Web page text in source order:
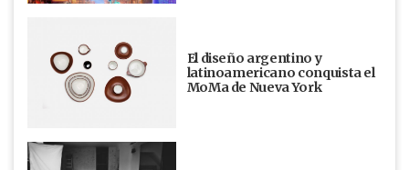
El diseño argentino y
latinoamericano conquista el
MoMa de Nueva York